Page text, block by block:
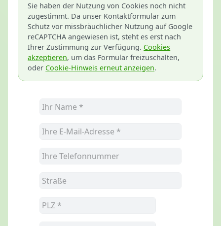
Sie haben der Nutzung von Cookies noch nicht
zugestimmt. Da unser Kontaktformular zum
Schutz vor missbräuchlicher Nutzung auf Google
reCAPTCHA angewiesen ist, steht es erst nach
Ihrer Zustimmung zur Verfügung. Cookies
akzeptieren, um das Formular freizuschalten,
oder Cookie-Hinweis erneut anzeigen.